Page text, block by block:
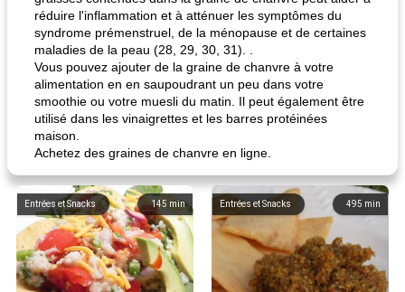
réduire l'inflammation et à atténuer les symptômes du
syndrome prémenstruel, de la ménopause et de certaines
maladies de la peau (28, 29, 30, 31). .
Vous pouvez ajouter de la graine de chanvre à votre
alimentation en en saupoudrant un peu dans votre
smoothie ou votre muesli du matin. Il peut également être
utilisé dans les vinaigrettes et les barres protéinées
maison.
Achetez des graines de chanvre en ligne.
145 min
Entrées et Snacks 495 min
Entrées et Snacks